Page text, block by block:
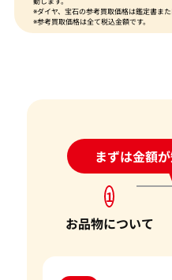
※ダイヤ、宝石の参考買取価格は鑑定書ま
※参考買取価格は全て税込金額です。
まずは金額
24時間受付中!
1
お品物について